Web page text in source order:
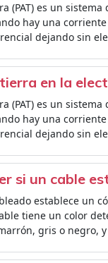
(PAT) es un
hay una
dejando sin
en la
(PAT) es un
hay una
dejando sin
si un cable
establece un
tiene un color
gris o negro,